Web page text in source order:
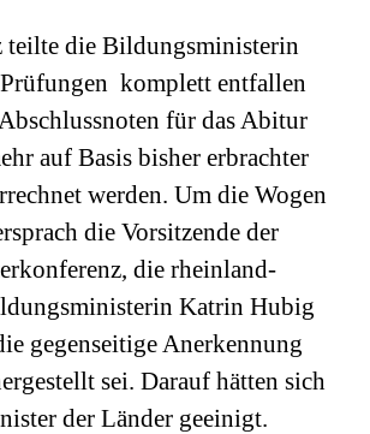
teilte die Bildungsministerin
komplett entfallen
für das Abitur
auf Basis bisher erbrachter
werden. Um die Wogen
die Vorsitzende der
die rheinland-
Katrin Hubig
gegenseitige Anerkennung
sei. Darauf hätten sich
der Länder geeinigt.